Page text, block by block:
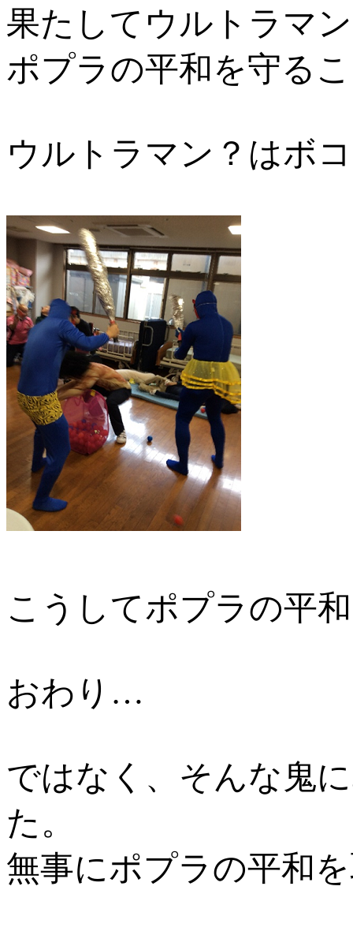
果たしてウルトラマ
ポプラの平和を守る
ウルトラマン？はボ
こうしてポプラの平
おわり…
ではなく、そんな鬼
た。
無事にポプラの平和